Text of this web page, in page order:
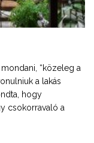
“közeleg a
a lakás
hogy
csokorravaló a